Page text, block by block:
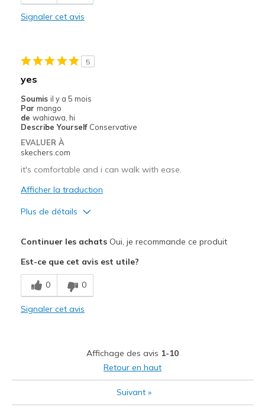
Les meilleures utilisations
Going Out
Sizing
View On Shoes
Signaler cet avis
5
yes
Soumis il y a 5 mois
Par mango
de wahiawa, hi
Describe Yourself Conservative
EVALUER À
skechers.com
it's comfortable and i can walk with ease.
Afficher la traduction
Plus de détails
Breathe Well
Comfortable
Travel
Continuer les achatsOui, je recommande ce produit
Est-ce que cet avis est utile?
0 0
Signaler cet avis
Affichage des avis 1-10
Retour en haut
Suivant »